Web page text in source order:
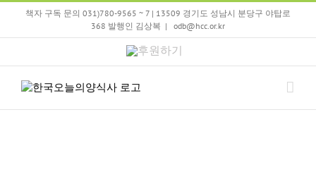
Skip
책자 구독 문의 031)780-9565 ~ 7 | 13509 경기도 성남시 분당구 야탑로
368 발행인 김상복 | odb@hcc.or.kr
후
기